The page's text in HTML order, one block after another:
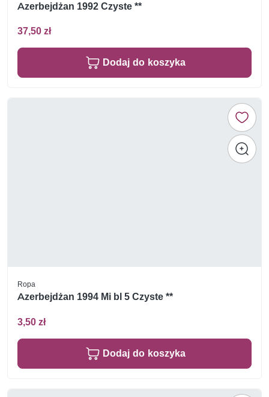
Azerbejdżan 1992 Czyste **
37,50 zł
Dodaj do koszyka
Ropa
Azerbejdżan 1994 Mi bl 5 Czyste **
3,50 zł
Dodaj do koszyka